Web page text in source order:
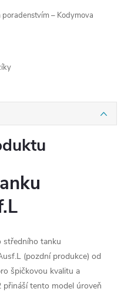
– Kodymova
středního tanku
(pozdní produkce) od
špičkovou kvalitu a
tento model úroveň